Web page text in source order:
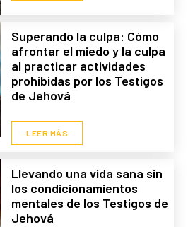
Superando la culpa: Cómo
afrontar el miedo y la culpa
al practicar actividades
prohibidas por los Testigos
de Jehová
LEER MÁS
Llevando una vida sana sin
los condicionamientos
mentales de los Testigos de
Jehová